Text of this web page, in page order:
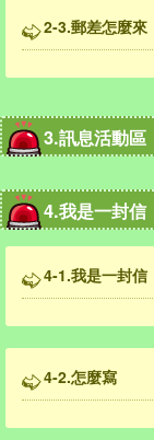
2-3.郵差怎麼來
3.訊息活動區
4.我是一封信
4-1.我是一封信
4-2.怎麼寫